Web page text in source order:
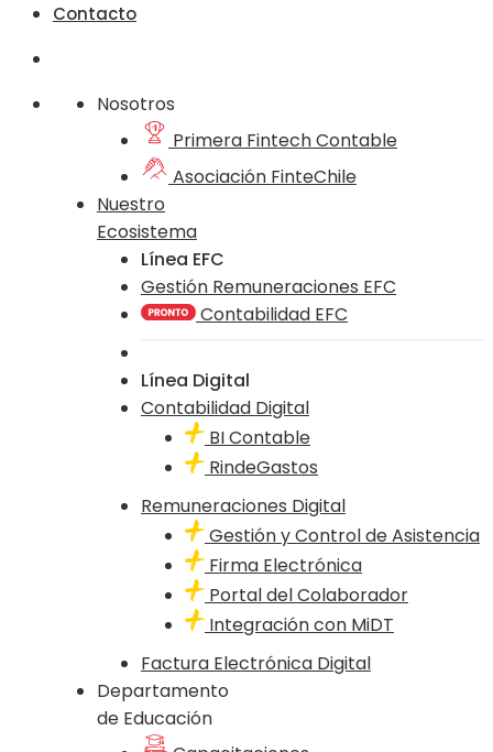
Contacto
Nosotros
Primera Fintech Contable
Asociación FinteChile
Nuestro
Ecosistema
Línea EFC
Gestión Remuneraciones EFC
Contabilidad EFC
Línea Digital
Contabilidad Digital
BI Contable
RindeGastos
Remuneraciones Digital
Gestión y Control de Asistencia
Firma Electrónica
Portal del Colaborador
Integración con MiDT
Factura Electrónica Digital
Departamento
de Educación